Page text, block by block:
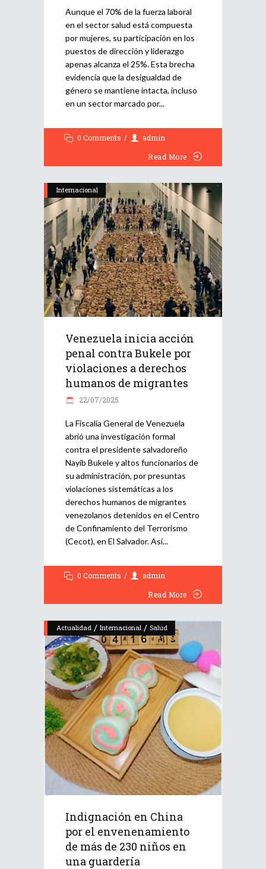
Aunque el 70% de la fuerza laboral
en el sector salud está compuesta
por mujeres, su participación en los
puestos de dirección y liderazgo
apenas alcanza el 25%. Esta brecha
evidencia que la desigualdad de
género se mantiene intacta, incluso
en un sector marcado por
0 Comments
admin
Read More
Internacional
Venezuela inicia acción
penal contra Bukele por
violaciones a derechos
humanos de migrantes
22/07/2025
La Fiscalía General de Venezuela
abrió una investigación formal
contra el presidente salvadoreño
Nayib Bukele y altos funcionarios de
su administración, por presuntas
violaciones sistemáticas a los
derechos humanos de migrantes
venezolanos detenidos en el Centro
de Confinamiento del Terrorismo
(Cecot), en El Salvador. Así
0 Comments
admin
Read More
Actualidad / Internacional / Salud
Indignación en China
por el envenenamiento
de más de 230 niños en
una guardería